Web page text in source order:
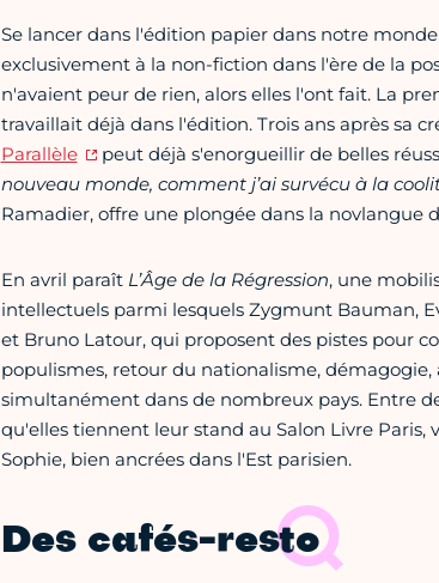
Se lancer dans l'édition papier dans notre
exclusivement à la non-fiction dans l'ère de la
n'avaient peur de rien, alors elles l'ont fait. La
travaillait déjà dans l'édition. Trois ans après sa
Parallèle
peut déjà s'enorgueillir de belles
nouveau monde, comment j’ai survécu à la
Ramadier, offre une plongée dans la novlangue
En avril paraît L’Âge de la Régression, une
intellectuels parmi lesquels Zygmunt Bauman,
et Bruno Latour, qui proposent des pistes pour
populismes, retour du nationalisme,
simultanément dans de nombreux pays. Entre
qu'elles tiennent leur stand au Salon Livre Paris,
Sophie, bien ancrées dans l'Est parisien.
Des cafés-resto